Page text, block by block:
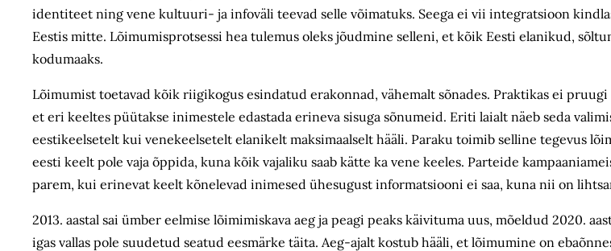
identiteet ning vene kultuuri- ja infoväli teevad selle võimatuks. Seega ei vii integratsioon
Eestis mitte. Lõimumisprotsessi hea tulemus oleks jõudmine selleni, et kõik Eesti elanikud,
kodumaaks.
Lõimumist toetavad kõik riigikogus esindatud erakonnad, vähemalt sõnades. Praktikas ei
et eri keeltes püütakse inimestele edastada erineva sisuga sõnumeid. Eriti laialt näeb seda
eestikeelsetelt kui venekeelsetelt elanikelt maksimaalselt hääli. Paraku toimib selline tegevus
eesti keelt pole vaja õppida, kuna kõik vajaliku saab kätte ka vene keeles. Parteide
parem, kui erinevat keelt kõnelevad inimesed ühesugust informatsiooni ei saa, kuna nii on
2013. aastal sai ümber eelmise lõimimiskava aeg ja peagi peaks käivituma uus, mõeldud 2020.
igas vallas pole suudetud seatud eesmärke täita. Aeg-ajalt kostub hääli, et lõimumine on